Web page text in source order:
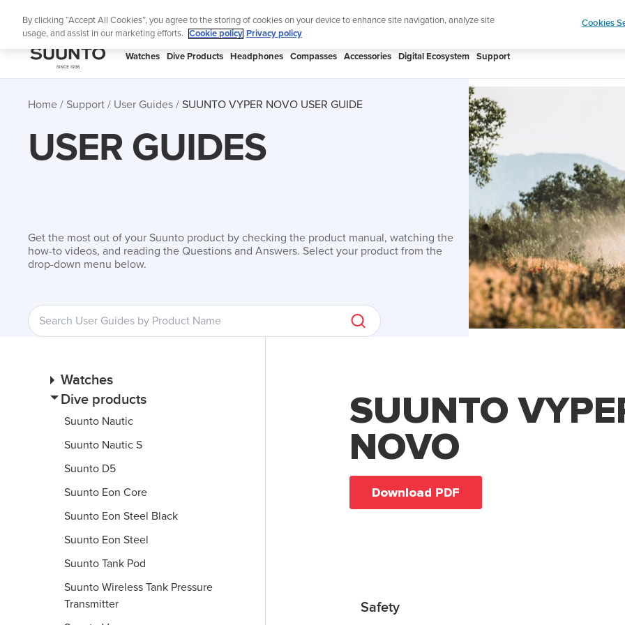
Sign up for the newsletter and get 5% off | Free returns
SUUNTO
Watches Dive Products Headphones Compasses Accessories Digital Ecosystem Support
Home Support User Guides SUUNTO VYPER NOVO USER GUIDE
USER GUIDES
Get the most out of your Suunto product by checking the product manual, watching the
how-to videos, and reading the Questions and Answers. Select your product from the
drop-down menu below.
Watches
Dive products
Suunto Nautic
Suunto Nautic S
Suunto D5
Suunto Eon Core
Suunto Eon Steel Black
Suunto Eon Steel
Suunto Tank Pod
Suunto Wireless Tank Pressure
Transmitter
SUUNTO
NOVO
Download PDF
Safety
By clicking “Accept All Cookies”, you agree to the storing of cookies on your device to enhance site navigation, analyze site
usage, and assist in our marketing efforts.
Cookie policy Privacy policy
Cookies